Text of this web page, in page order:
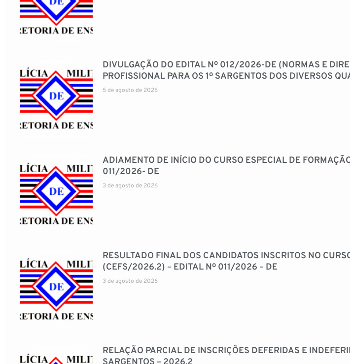
DIVULGAÇÃO DO EDITAL Nº 012/2026-DE (NORMAS E
PROFISSIONAL PARA OS 1º SARGENTOS DOS DIVERSOS
5 de agosto de 2026
ADIAMENTO DE INÍCIO DO CURSO ESPECIAL DE
011/2026- DE
3 de agosto de 2026
RESULTADO FINAL DOS CANDIDATOS INSCRITOS NO
(CEFS/2026.2) – EDITAL Nº 011/2026 – DE
3 de agosto de 2026
RELAÇÃO PARCIAL DE INSCRIÇÕES DEFERIDAS E